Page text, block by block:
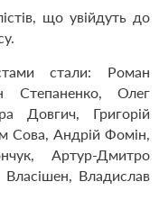
що увійдуть до
стали: Роман
Степаненко, Олег
Довгич, Григорій
Сова, Андрій Фомін,
Артур-Дмитро
Владислав